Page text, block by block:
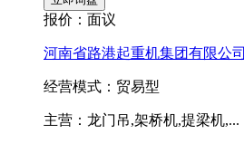
报价： 面议
河南省路港起重机集团有限公司
经营模式：贸易型
主营：龙门吊,架桥机,提梁机,...